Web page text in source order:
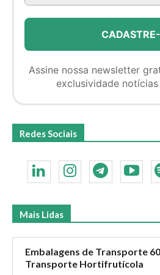
Assine nossa newsletter
exclusividade
Redes Sociais
Mais Lidas
Embalagens de Transporte
Transporte Hortifrutícola